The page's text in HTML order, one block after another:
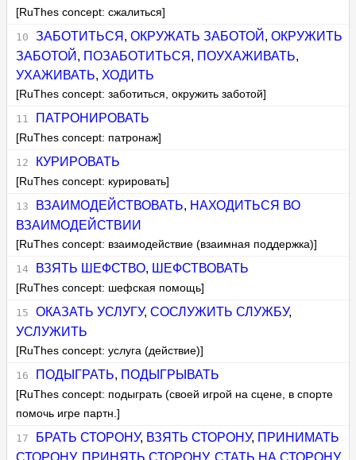
[RuThes concept: сжалиться]
ЗАБОТИТЬСЯ , ОКРУЖАТЬ ЗАБОТОЙ , ОКРУЖИТЬ
ЗАБОТОЙ , ПОЗАБОТИТЬСЯ , ПОУХАЖИВАТЬ,
УХАЖИВАТЬ, ХОДИТЬ
[RuThes concept: заботиться, окружить заботой]
ПАТРОНИРОВАТЬ
[RuThes concept: патронаж]
КУРИРОВАТЬ
[RuThes concept: курировать]
ВЗАИМОДЕЙСТВОВАТЬ, НАХОДИТЬСЯ ВО
ВЗАИМОДЕЙСТВИИ
[RuThes concept: взаимодействие (взаимная поддержка)]
ВЗЯТЬ ШЕФСТВО, ШЕФСТВОВАТЬ
[RuThes concept: шефская помощь]
ОКАЗАТЬ УСЛУГУ, СОСЛУЖИТЬ СЛУЖБУ,
УСЛУЖИТЬ
[RuThes concept: услуга (действие)]
ПОДЫГРАТЬ, ПОДЫГРЫВАТЬ
[RuThes concept: подыграть (своей игрой на сцене, в спорте
помочь игре партн.]
БРАТЬ СТОРОНУ, ВЗЯТЬ СТОРОНУ, ПРИНИМАТЬ
СТОРОНУ, ПРИНЯТЬ СТОРОНУ,СТАТЬ НА СТОРОНУ